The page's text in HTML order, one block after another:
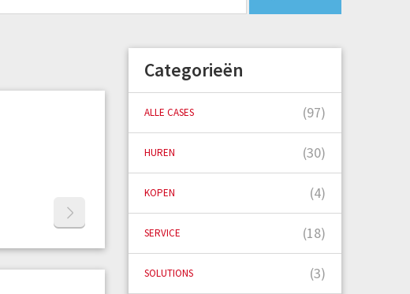
Categorieën
ALLE CASES (97)
HUREN (30)
KOPEN (4)
SERVICE (18)
SOLUTIONS (3)